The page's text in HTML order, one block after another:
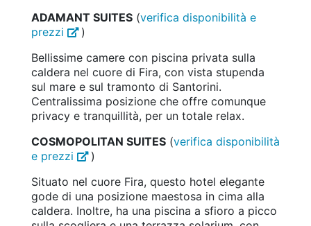
ADAMANT SUITES (verifica disponibilità e
prezzi
)
Bellissime camere con piscina privata sulla
caldera nel cuore di Fira, con vista stupenda
sul mare e sul tramonto di Santorini.
Centralissima posizione che offre comunque
privacy e tranquillità, per un totale relax.
COSMOPOLITAN SUITES (verifica disponibilità
e prezzi
)
Situato nel cuore Fira, questo hotel elegante
gode di una posizione maestosa in cima alla
caldera. Inoltre, ha una piscina a sfioro a picco